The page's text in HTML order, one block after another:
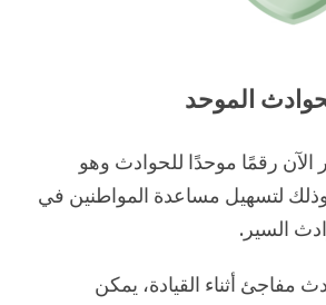
الموحد
الآن رقمًا موحدًا للحوادث وهو
وذلك لتسهيل مساعدة المواطنين في
السير.
مفاجئ أثناء القيادة، يمكن